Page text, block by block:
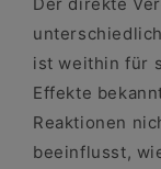
ist weithin für
Effekte
Reaktionen
beeinflusst,